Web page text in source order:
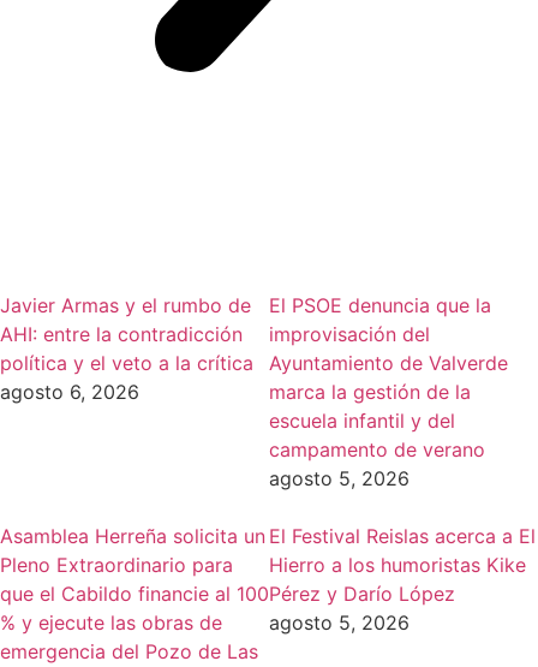
Javier Armas y el rumbo de
AHI: entre la contradicción
política y el veto a la crítica
agosto 6, 2026
El PSOE denuncia que la
improvisación del
Ayuntamiento de Valverde
marca la gestión de la
escuela infantil y del
campamento de verano
agosto 5, 2026
Asamblea Herreña solicita un
Pleno Extraordinario para
que el Cabildo financie al 100
% y ejecute las obras de
emergencia del Pozo de Las
El Festival Reislas acerca a El
Hierro a los humoristas Kike
Pérez y Darío López
agosto 5, 2026